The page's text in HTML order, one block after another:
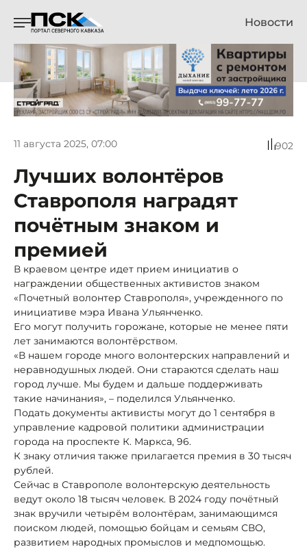
Новости
11 августа 2025, 07:00 902
Лучших волонтёров
Ставрополя наградят
почётным знаком и
премией
В краевом центре идет прием инициатив о
награждении общественных активистов знаком
«Почетный волонтер Ставрополя», учрежденного по
инициативе мэра Ивана Ульянченко.
Его могут получить горожане, которые не менее пяти
лет занимаются волонтёрством.
«В нашем городе много волонтерских направлений и
неравнодушных людей. Они стараются сделать наш
город лучше. Мы будем и дальше поддерживать
такие начинания», – поделился Ульянченко.
Подать документы активисты могут до 1 сентября в
управление кадровой политики администрации
города на проспекте К. Маркса, 96.
К знаку отличия также прилагается премия в 30 тысяч
рублей.
Сейчас в Ставрополе волонтерскую деятельность
ведут около 18 тысяч человек. В 2024 году почётный
знак вручили четырём волонтёрам, занимающимся
поиском людей, помощью бойцам и семьям СВО,
развитием народных промыслов и медпомощью.